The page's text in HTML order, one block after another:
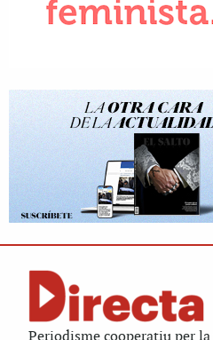
Periodisme cooperatiu per